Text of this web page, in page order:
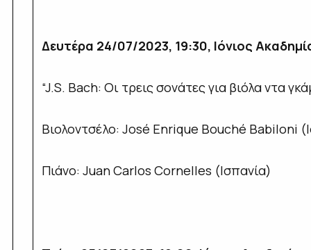
Δευτέρα 24/07/2023, 19:30, Ιόνιος
“J.S. Bach: Οι τρεις σονάτες για βιόλα ντα
Βιολοντσέλο: José Enrique Bouché Babiloni
Πιάνο: Juan Carlos Cornelles (Ισπανία)